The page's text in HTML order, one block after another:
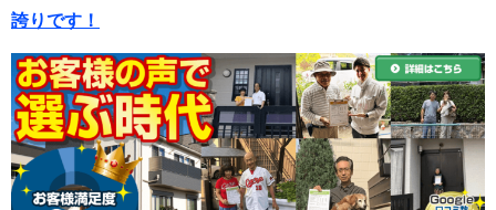
誇りです！